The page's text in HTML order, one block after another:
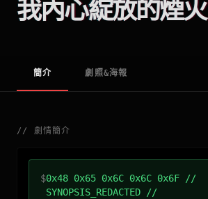
我內心綻放的煙火
簡介 劇照&海報
// 劇情簡介
$0x48 0x65 0x6C 0x6C 0x6F //
SYNOPSIS_REDACTED //